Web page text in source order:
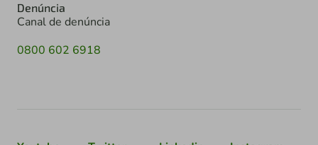
Denúncia
Canal de denúncia
0800 602 6918